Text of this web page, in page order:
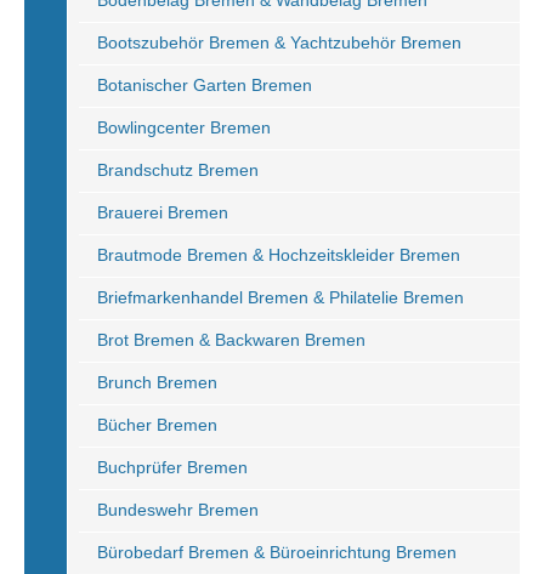
Bootszubehör Bremen & Yachtzubehör Bremen
Botanischer Garten Bremen
Bowlingcenter Bremen
Brandschutz Bremen
Brauerei Bremen
Brautmode Bremen & Hochzeitskleider Bremen
Briefmarkenhandel Bremen & Philatelie Bremen
Brot Bremen & Backwaren Bremen
Brunch Bremen
Bücher Bremen
Buchprüfer Bremen
Bundeswehr Bremen
Bürobedarf Bremen & Büroeinrichtung Bremen